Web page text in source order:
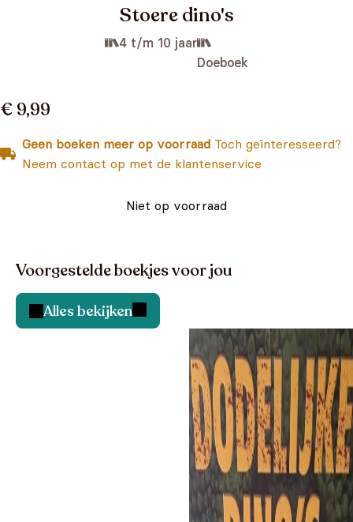
Stoere dino's
4 t/m 10 jaar
Doeboek
€ 9,99
Geen boeken meer op voorraad Toch geïnteresseerd?
Neem contact op met de klantenservice
Niet op voorraad
Voorgestelde boekjes voor jou
Alles bekijken